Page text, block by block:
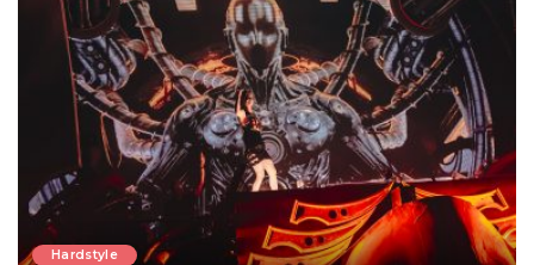
Hardstyle